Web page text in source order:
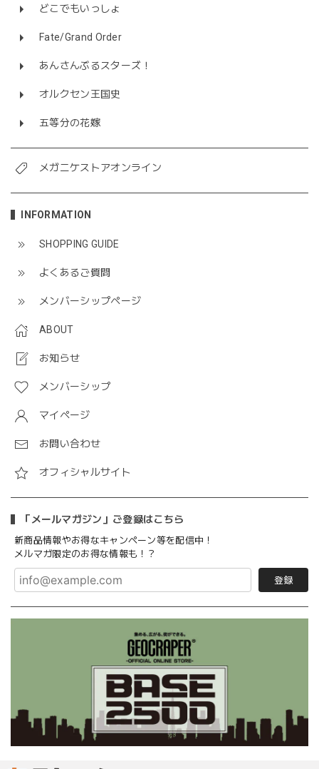
どこでもいっしょ
Fate/Grand Order
あんさんぶるスターズ！
オルクセン王国史
五等分の花嫁
メガニケストアオンライン
INFORMATION
SHOPPING GUIDE
よくあるご質問
メンバーシップページ
ABOUT
お知らせ
メンバーシップ
マイページ
お問い合わせ
オフィシャルサイト
「メールマガジン」ご登録はこちら
新商品情報やお得なキャンペーン等を配信中！
メルマガ限定のお得な情報も！？
登録